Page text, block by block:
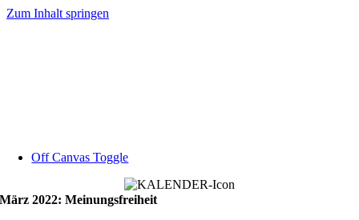
Zum Inhalt springen
Off Canvas Toggle
März 2022: Meinungsfreiheit